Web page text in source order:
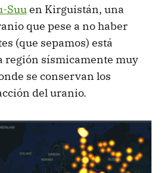
Suuen Kirguistán, una
que pese a no haber
(que sepamos) está
región sísmicamente muy
se conservan los
del uranio.